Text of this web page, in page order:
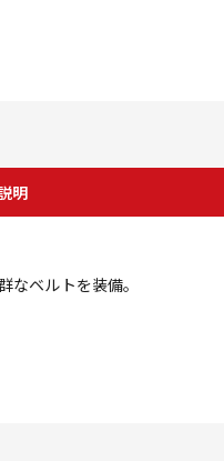
明
ベルトを装備。